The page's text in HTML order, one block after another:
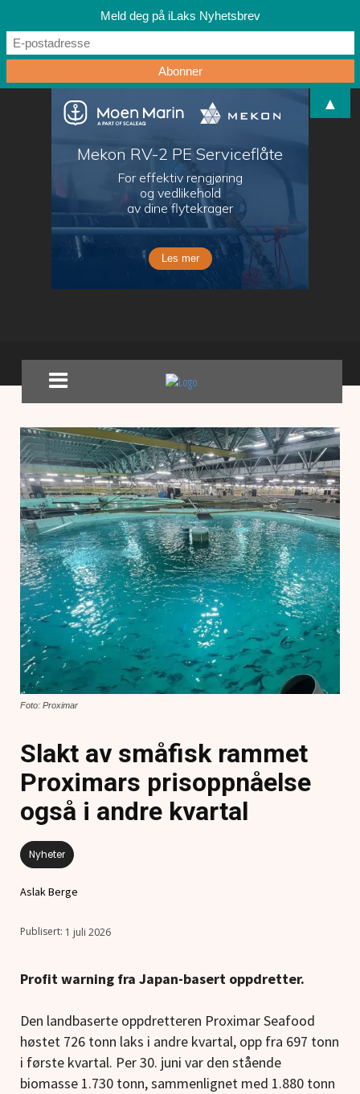
Foto: Proximar
Slakt av småfisk rammet
Proximars prisoppnåelse
også i andre kvartal
Nyheter
Aslak Berge
1 juli 2026
Profit warning fra Japan-basert oppdretter.
Den landbaserte oppdretteren Proximar Seafood
høstet 726 tonn laks i andre kvartal, opp fra 697 tonn
i første kvartal. Per 30. juni var den stående
biomasse 1.730 tonn, sammenlignet med 1.880 tonn
Meld deg på iLaks Nyhetsbrev
▲